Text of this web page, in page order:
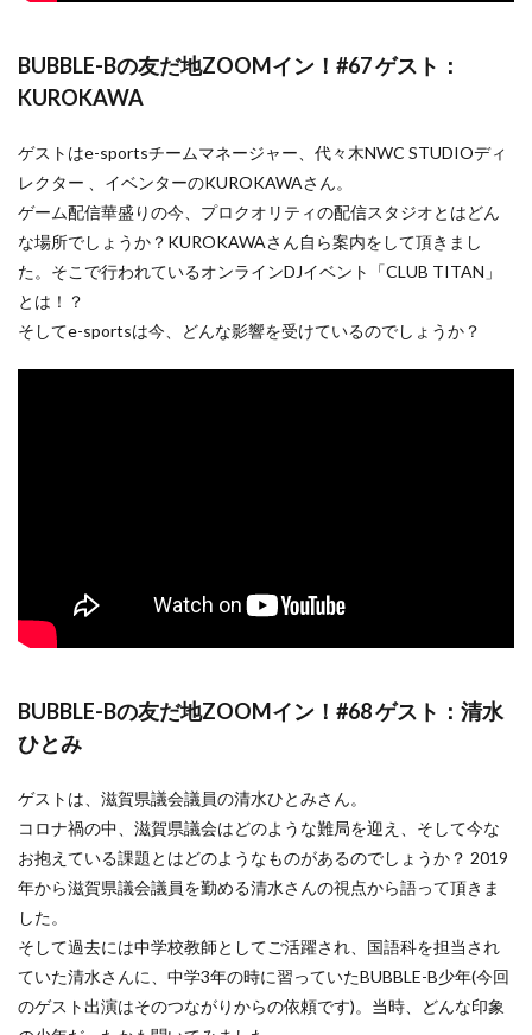
BUBBLE-Bの友だ地ZOOMイン！#67 ゲスト：
KUROKAWA
ゲストはe-sportsチームマネージャー、代々木NWC STUDIOディ
レクター 、イベンターのKUROKAWAさん。
ゲーム配信華盛りの今、プロクオリティの配信スタジオとはどん
な場所でしょうか？KUROKAWAさん自ら案内をして頂きまし
た。そこで行われているオンラインDJイベント「CLUB TITAN」
とは！？
そしてe-sportsは今、どんな影響を受けているのでしょうか？
BUBBLE-Bの友だ地ZOOMイン！#68 ゲスト：清水
ひとみ
ゲストは、滋賀県議会議員の清水ひとみさん。
コロナ禍の中、滋賀県議会はどのような難局を迎え、そして今な
お抱えている課題とはどのようなものがあるのでしょうか？ 2019
年から滋賀県議会議員を勤める清水さんの視点から語って頂きま
した。
そして過去には中学校教師としてご活躍され、国語科を担当され
ていた清水さんに、中学3年の時に習っていたBUBBLE-B少年(今回
のゲスト出演はそのつながりからの依頼です)。当時、どんな印象